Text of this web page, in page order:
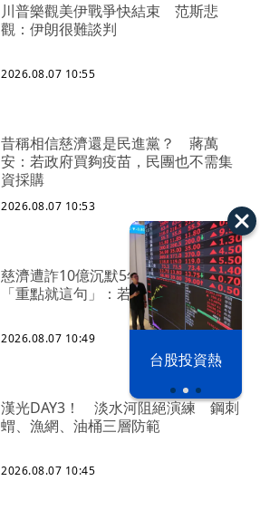
以色列 穹頂
台股投資熱
川普樂觀美伊戰爭快結束 范斯悲
觀：伊朗很難談判
2026.08.07 10:55
昔稱相信慈濟還是民進黨？ 蔣萬
安：若政府買夠疫苗，民團也不需集
資採購
2026.08.07 10:53
慈濟遭詐10億沉默5年 四叉貓看聲明
「重點就這句」：若判有罪錢還我
2026.08.07 10:49
漢光DAY3！ 淡水河阻絕演練 鋼刺
蝟、漁網、油桶三層防範
2026.08.07 10:45